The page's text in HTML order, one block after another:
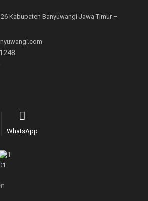
Kabupaten Banyuwangi Jawa Timur –
WhatsApp